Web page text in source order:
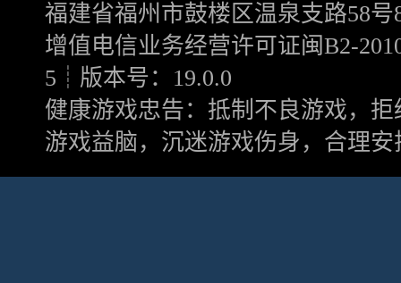
福建省福州市鼓楼区温泉支路58号
增值电信业务经营许可证闽B2-
5┊版本号：19.0.0
健康游戏忠告：抵制不良游戏，
游戏益脑，沉迷游戏伤身，合理